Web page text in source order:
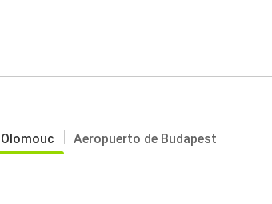
Olomouc Aeropuerto de Budapest